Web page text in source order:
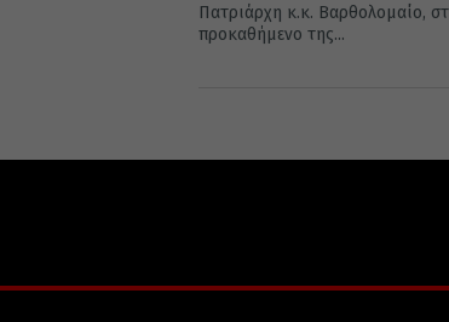
Πατριάρχη κ.κ. Βαρθολομαίο,
προκαθήμενο της...